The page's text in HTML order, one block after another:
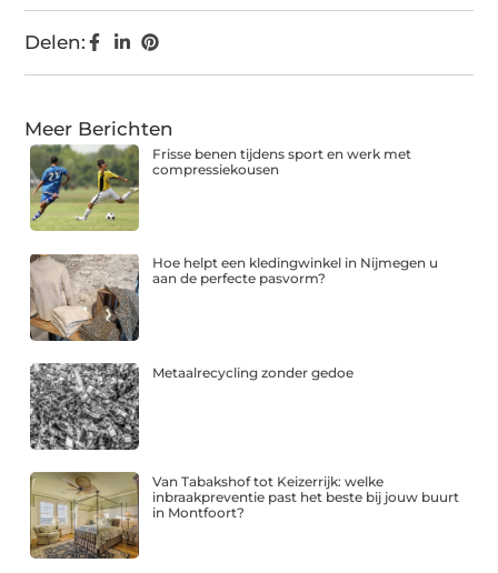
Delen:
Meer Berichten
Frisse benen tijdens sport en werk met
compressiekousen
Hoe helpt een kledingwinkel in Nijmegen u
aan de perfecte pasvorm?
Metaalrecycling zonder gedoe
Van Tabakshof tot Keizerrijk: welke
inbraakpreventie past het beste bij jouw buurt
in Montfoort?